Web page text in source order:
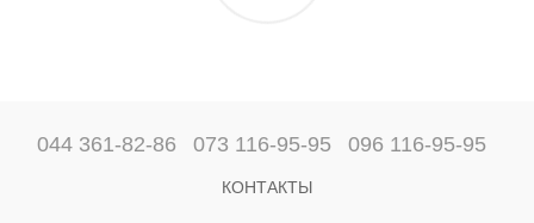
044 361-82-86 073 116-95-95 096 116-95-95
КОНТАКТЫ